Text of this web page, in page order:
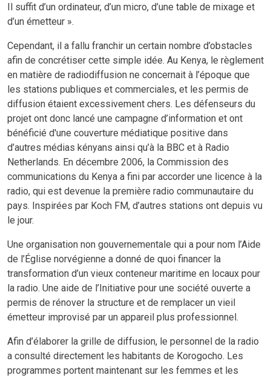
Il suffit d’un ordinateur, d’un micro, d’une table de mixage et
d’un émetteur ».
Cependant, il a fallu franchir un certain nombre d’obstacles
afin de concrétiser cette simple idée. Au Kenya, le règlement
en matière de radiodiffusion ne concernait à l’époque que
les stations publiques et commerciales, et les permis de
diffusion étaient excessivement chers. Les défenseurs du
projet ont donc lancé une campagne d’information et ont
bénéficié d'une couverture médiatique positive dans
d’autres médias kényans ainsi qu’à la BBC et à Radio
Netherlands. En décembre 2006, la Commission des
communications du Kenya a fini par accorder une licence à la
radio, qui est devenue la première radio communautaire du
pays. Inspirées par Koch FM, d’autres stations ont depuis vu
le jour.
Une organisation non gouvernementale qui a pour nom l’Aide
de l’Église norvégienne a donné de quoi financer la
transformation d’un vieux conteneur maritime en locaux pour
la radio. Une aide de l’Initiative pour une société ouverte a
permis de rénover la structure et de remplacer un vieil
émetteur improvisé par un appareil plus professionnel.
Afin d’élaborer la grille de diffusion, le personnel de la radio
a consulté directement les habitants de Korogocho. Les
programmes portent maintenant sur les femmes et les